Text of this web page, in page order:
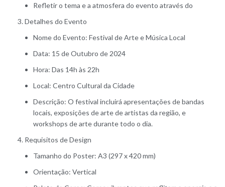
Refletir o tema e a atmosfera do evento através do
Detalhes do Evento
Nome do Evento: Festival de Arte e Música Local
Data: 15 de Outubro de 2024
Hora: Das 14h às 22h
Local: Centro Cultural da Cidade
Descrição: O festival incluirá apresentações de bandas
locais, exposições de arte de artistas da região, e
workshops de arte durante todo o dia.
Requisitos de Design
Tamanho do Poster: A3 (297 x 420 mm)
Orientação: Vertical